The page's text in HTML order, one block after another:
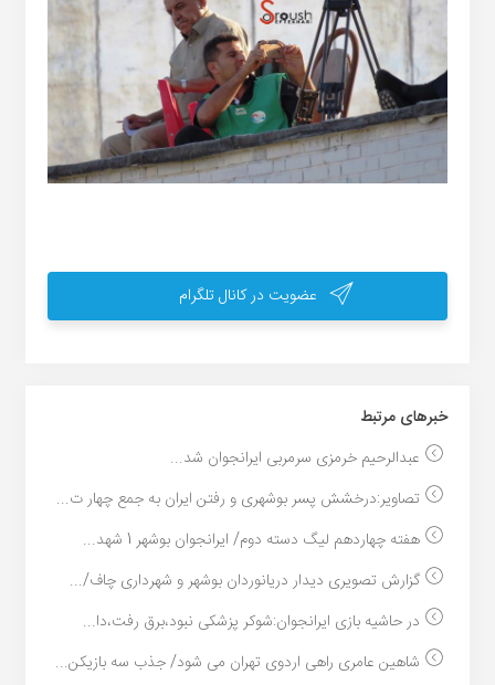
عضویت در کانال تلگرام
خبر‌های مرتبط
عبدالرحیم خرمزی سرمربی ایرانجوان شد...
تصاویر:درخشش پسر بوشهری و رفتن ایران به جمع چهار ت...
هفته چهاردهم لیگ دسته دوم/ ایرانجوان بوشهر 1 شهد...
گزارش تصویری دیدار دریانوردان بوشهر و شهرداری چاف/...
در حاشیه بازی ایرانجوان:شوکر پزشکی نبود،برق رفت،دا...
شاهین عامری راهی اردوی تهران می شود/ جذب سه بازیکن...